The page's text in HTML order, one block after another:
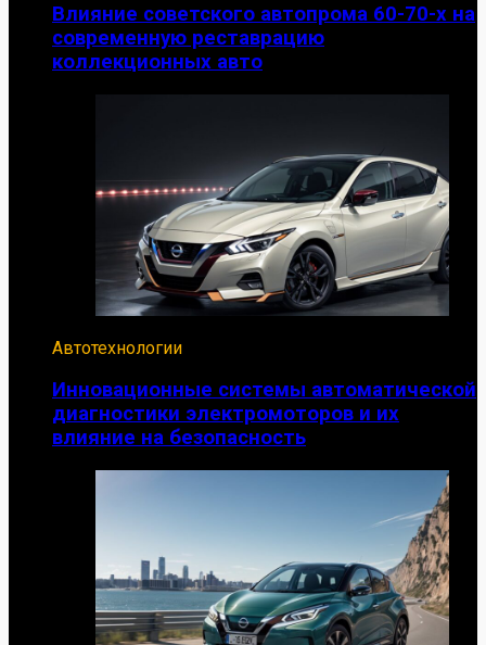
Влияние советского автопрома 60-70-х на
современную реставрацию
коллекционных авто
Автотехнологии
Инновационные системы автоматической
диагностики электромоторов и их
влияние на безопасность